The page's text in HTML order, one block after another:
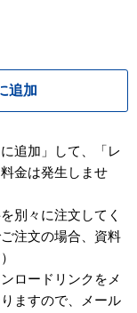
追加
追加」して、「レ
金は発生しませ
別々に注文してく
注文の場合、資料
ロードリンクをメ
ますので、メール